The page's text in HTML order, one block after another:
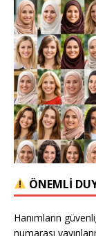
ÖNEMLİ
Hanımların
numarası